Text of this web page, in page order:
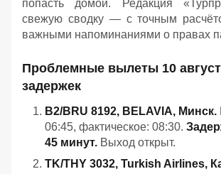
попасть домой. Редакция
свежую сводку — с точным
важными напоминаниями о правах
Проблемные вылеты 10
задержек
B2/BRU 8192, BELAVIA, Минск.
06:45, фактическое: 08:30.
45 минут. Выход открыт.
TK/THY 3032, Turkish Airlines,